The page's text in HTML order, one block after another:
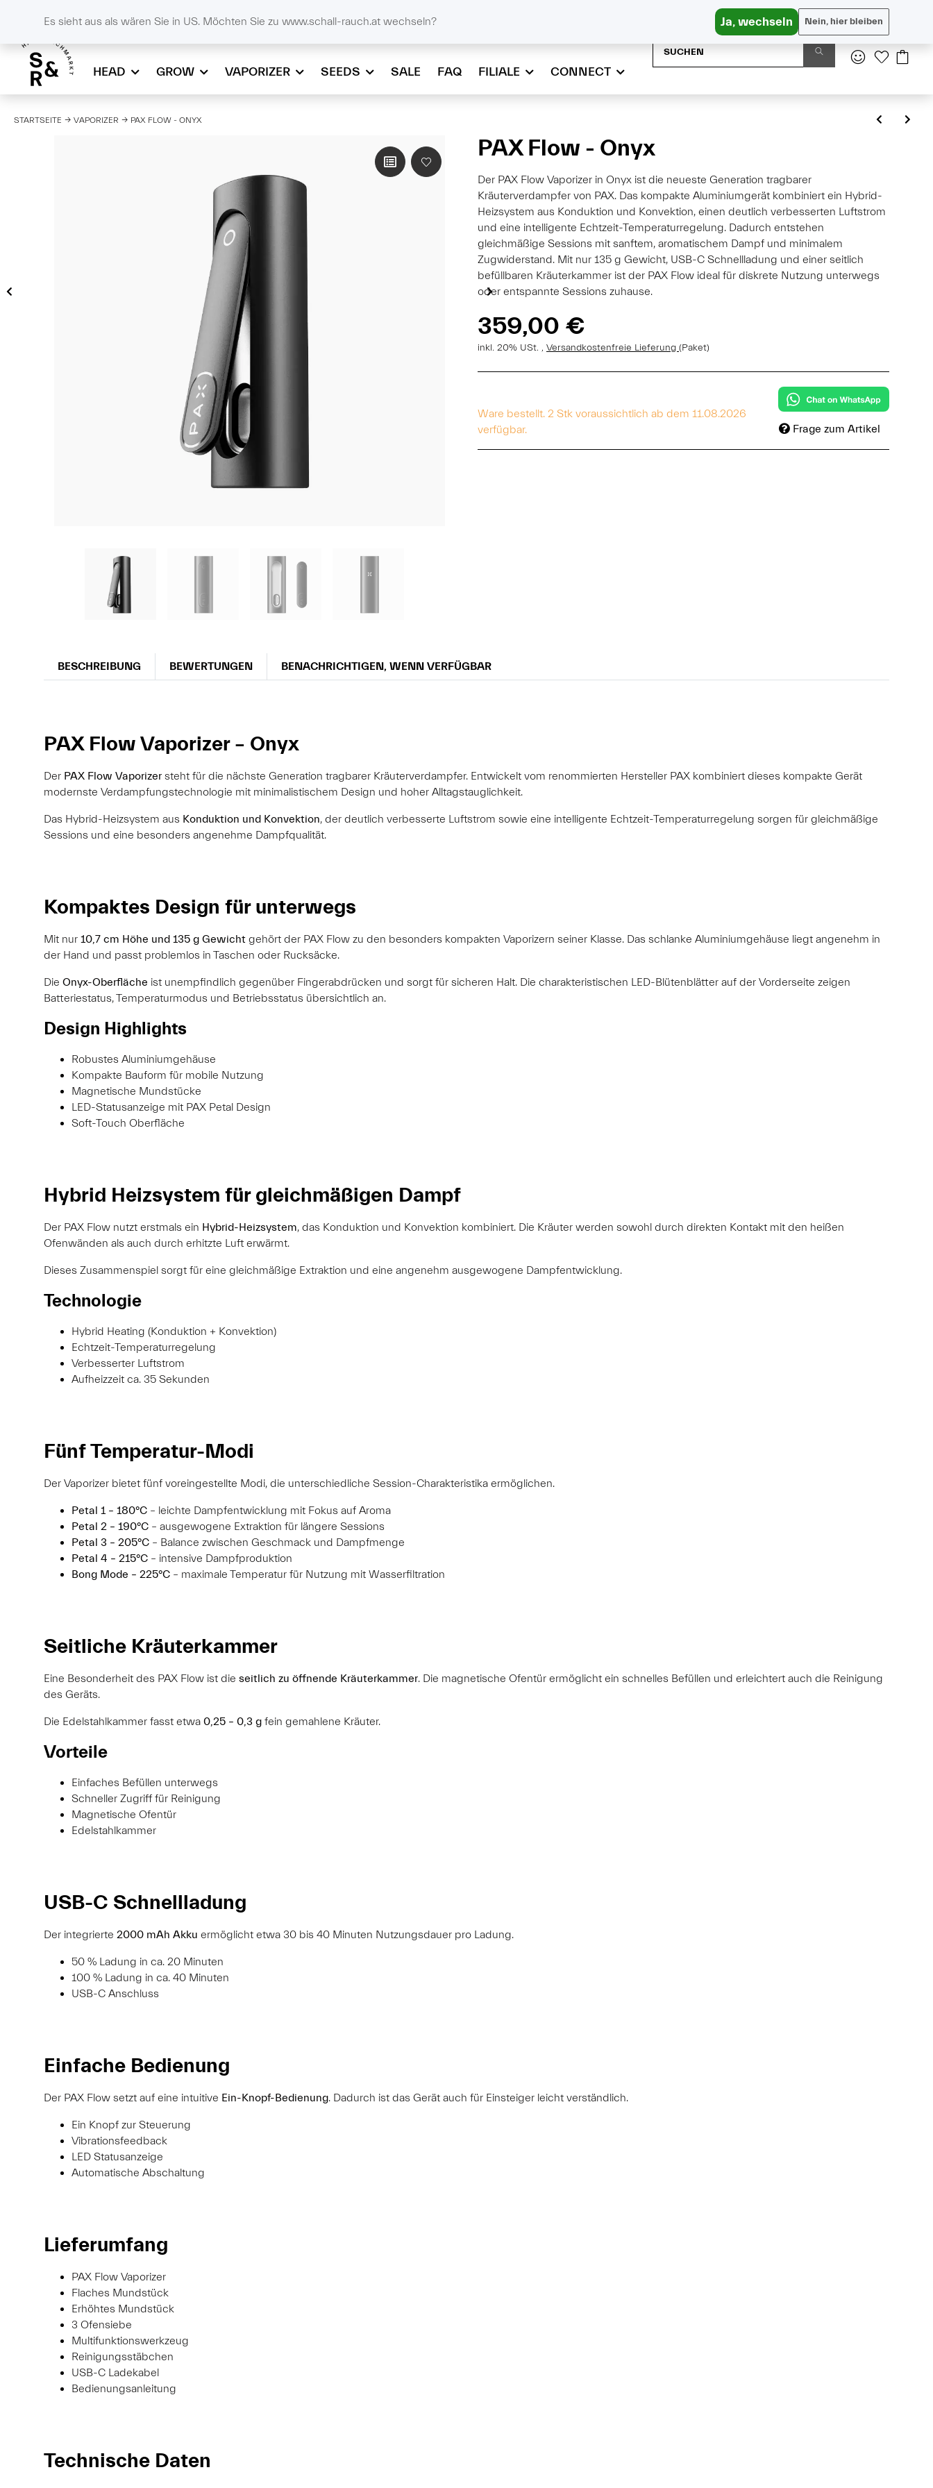
Versandkostenfrei in AT ab € 65, DE ab € 95
HEAD GROW VAPORIZER SEEDS SALE FAQ FILIALE CONNECT
STARTSEITE VAPORIZER PAX FLOW - ONYX
PAX Flow - Onyx
Der PAX Flow Vaporizer in Onyx ist die neueste Generation tragbarer
Kräuterverdampfer von PAX. Das kompakte Aluminiumgerät kombiniert ein Hybrid-
Heizsystem aus Konduktion und Konvektion, einen deutlich verbesserten Luftstrom
und eine intelligente Echtzeit-Temperaturregelung. Dadurch entstehen
gleichmäßige Sessions mit sanftem, aromatischem Dampf und minimalem
Zugwiderstand. Mit nur 135 g Gewicht, USB-C Schnellladung und einer seitlich
befüllbaren Kräuterkammer ist der PAX Flow ideal für diskrete Nutzung unterwegs
oder entspannte Sessions zuhause.
359,00 €
inkl. 20% USt. , Versandkostenfreie Lieferung (Paket)
Ware bestellt. 2 Stk voraussichtlich ab dem 11.08.2026
verfügbar.
Frage zum Artikel
BESCHREIBUNG BEWERTUNGEN BENACHRICHTIGEN, WENN VERFÜGBAR
PAX Flow Vaporizer – Onyx
Der PAX Flow Vaporizer steht für die nächste Generation tragbarer Kräuterverdampfer. Entwickelt vom renommierten Hersteller PAX kombiniert dieses kompakte Gerät
modernste Verdampfungstechnologie mit minimalistischem Design und hoher Alltagstauglichkeit.
Das Hybrid-Heizsystem aus Konduktion und Konvektion, der deutlich verbesserte Luftstrom sowie eine intelligente Echtzeit-Temperaturregelung sorgen für gleichmäßige
Sessions und eine besonders angenehme Dampfqualität.
Kompaktes Design für unterwegs
Mit nur 10,7 cm Höhe und 135 g Gewicht gehört der PAX Flow zu den besonders kompakten Vaporizern seiner Klasse. Das schlanke Aluminiumgehäuse liegt angenehm in
der Hand und passt problemlos in Taschen oder Rucksäcke.
Die Onyx-Oberfläche ist unempfindlich gegenüber Fingerabdrücken und sorgt für sicheren Halt. Die charakteristischen LED-Blütenblätter auf der Vorderseite zeigen
Batteriestatus, Temperaturmodus und Betriebsstatus übersichtlich an.
Design Highlights
Robustes Aluminiumgehäuse
Kompakte Bauform für mobile Nutzung
Magnetische Mundstücke
LED-Statusanzeige mit PAX Petal Design
Soft-Touch Oberfläche
Hybrid Heizsystem für gleichmäßigen Dampf
Der PAX Flow nutzt erstmals ein Hybrid-Heizsystem, das Konduktion und Konvektion kombiniert. Die Kräuter werden sowohl durch direkten Kontakt mit den heißen
Ofenwänden als auch durch erhitzte Luft erwärmt.
Dieses Zusammenspiel sorgt für eine gleichmäßige Extraktion und eine angenehm ausgewogene Dampfentwicklung.
Technologie
Hybrid Heating (Konduktion + Konvektion)
Echtzeit-Temperaturregelung
Verbesserter Luftstrom
Aufheizzeit ca. 35 Sekunden
Fünf Temperatur-Modi
Der Vaporizer bietet fünf voreingestellte Modi, die unterschiedliche Session-Charakteristika ermöglichen.
Petal 1 – 180°C – leichte Dampfentwicklung mit Fokus auf Aroma
Petal 2 – 190°C – ausgewogene Extraktion für längere Sessions
Petal 3 – 205°C – Balance zwischen Geschmack und Dampfmenge
Petal 4 – 215°C – intensive Dampfproduktion
Bong Mode – 225°C – maximale Temperatur für Nutzung mit Wasserfiltration
Seitliche Kräuterkammer
Eine Besonderheit des PAX Flow ist die seitlich zu öffnende Kräuterkammer. Die magnetische Ofentür ermöglicht ein schnelles Befüllen und erleichtert auch die Reinigung
des Geräts.
Die Edelstahlkammer fasst etwa 0,25 – 0,3 g fein gemahlene Kräuter.
Vorteile
Einfaches Befüllen unterwegs
Schneller Zugriff für Reinigung
Magnetische Ofentür
Edelstahlkammer
USB-C Schnellladung
Der integrierte 2000 mAh Akku ermöglicht etwa 30 bis 40 Minuten Nutzungsdauer pro Ladung.
50 % Ladung in ca. 20 Minuten
100 % Ladung in ca. 40 Minuten
USB-C Anschluss
Einfache Bedienung
Der PAX Flow setzt auf eine intuitive Ein-Knopf-Bedienung. Dadurch ist das Gerät auch für Einsteiger leicht verständlich.
Ein Knopf zur Steuerung
Vibrationsfeedback
LED Statusanzeige
Automatische Abschaltung
Lieferumfang
PAX Flow Vaporizer
Flaches Mundstück
Erhöhtes Mundstück
3 Ofensiebe
Multifunktionswerkzeug
Reinigungsstäbchen
USB-C Ladekabel
Bedienungsanleitung
Technische Daten
Es sieht aus als wären Sie in US. Möchten Sie zu www.schall-rauch.at wechseln? Ja, wechseln Nein, hier bleiben